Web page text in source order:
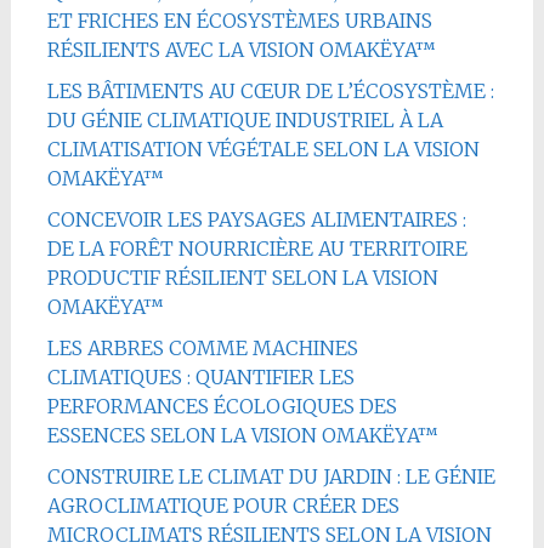
ET FRICHES EN ÉCOSYSTÈMES URBAINS
RÉSILIENTS AVEC LA VISION OMAKËYA™
LES BÂTIMENTS AU CŒUR DE L’ÉCOSYSTÈME :
DU GÉNIE CLIMATIQUE INDUSTRIEL À LA
CLIMATISATION VÉGÉTALE SELON LA VISION
OMAKËYA™
CONCEVOIR LES PAYSAGES ALIMENTAIRES :
DE LA FORÊT NOURRICIÈRE AU TERRITOIRE
PRODUCTIF RÉSILIENT SELON LA VISION
OMAKËYA™
LES ARBRES COMME MACHINES
CLIMATIQUES : QUANTIFIER LES
PERFORMANCES ÉCOLOGIQUES DES
ESSENCES SELON LA VISION OMAKËYA™
CONSTRUIRE LE CLIMAT DU JARDIN : LE GÉNIE
AGROCLIMATIQUE POUR CRÉER DES
MICROCLIMATS RÉSILIENTS SELON LA VISION